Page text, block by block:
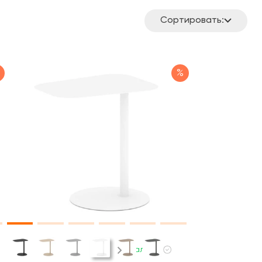
Сортировать:
%
В наличии